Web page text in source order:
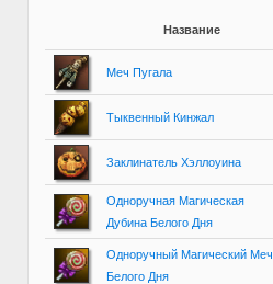
Название
Меч Пугала
Тыквенный Кинжал
Заклинатель Хэллоуина
Одноручная Магическая
Дубина Белого Дня
Одноручный Магический Меч
Белого Дня